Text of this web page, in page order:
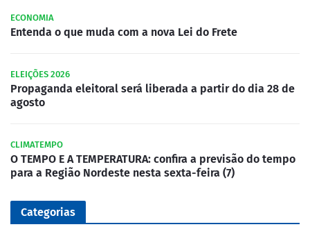
ECONOMIA
Entenda o que muda com a nova Lei do Frete
ELEIÇÕES 2026
Propaganda eleitoral será liberada a partir do dia 28 de
agosto
CLIMATEMPO
O TEMPO E A TEMPERATURA: confira a previsão do tempo
para a Região Nordeste nesta sexta-feira (7)
Categorias